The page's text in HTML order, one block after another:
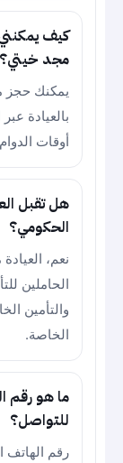
كيف
مجد خيتي؟
يمكنك حجز
أوقات
هل تقبل
الحكومي؟
نعم،
والتأمين
الخاصة.
ما هو رقم
للتواصل؟
رقم الهاتف